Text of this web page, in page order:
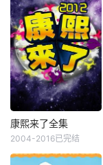
康熙来了全集
2004-2016已完结